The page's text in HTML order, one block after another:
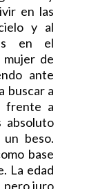
en las
y al
en el
mujer de
ante
buscar a
frente a
absoluto
beso.
base
La edad
pero juro